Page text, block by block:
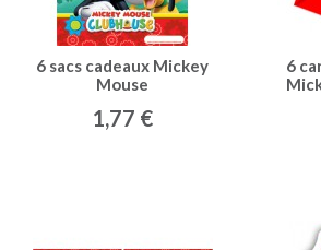
6 sacs cadeaux Mickey
Mouse
1,77 €
6